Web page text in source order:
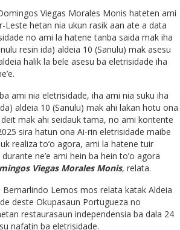
Viegas Morales Monis hateten ami
Leste hetan nia ukun rasik aan ate a data
no ami la hatene tanba saida mak iha
resin ida) aldeia 10 (Sanulu) mak asesu
halik la bele asesu ba eletrisidade iha
ami nia eletrisidade, iha ami nia suku iha
aldeia 10 (Sanulu) mak ahi lakan hotu ona
mak ahi seidauk tama, no ami kontente
sira hatun ona Ai-rin eletrisidade maibe
realiza to’o agora, ami la hatene tuir
ne’e ami hein ba hein to’o agora
Viegas Morales Monis, relata.
Bernarlindo Lemos mos relata katak Aldeia
deste Okupasaun Portugueza no
restaurasaun independensia ba dala 24
nafatin ba eletrisidade.